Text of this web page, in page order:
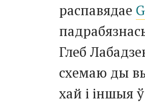
распавядае
Глеб
схемаю ды
хай і іншыя